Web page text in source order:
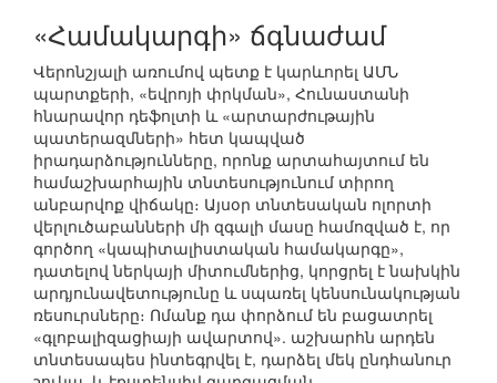
«Համակարգի» ճգնաժամ
Վերոնշյալի առումով պետք է կարևորել ԱՄՆ
պարտքերի, «եվրոյի փրկման», Հունաստանի
հնարավոր դեֆոլտի և «արտարժութային
պատերազմների» հետ կապված
իրադարձությունները, որոնք արտահայտում են
համաշխարհային տնտեսությունում տիրող
անբարվոք վիճակը։ Այսօր տնտեսական ոլորտի
վերլուծաբանների մի զգալի մասը համոզված է, որ
գործող «կապիտալիստական համակարգը»,
դատելով ներկայի միտումներից, կորցրել է նախկին
արդյունավետությունը և սպառել կենսունակության
ռեսուրսները։ Ոմանք դա փորձում են բացատրել
«գլոբալիզացիայի ավարտով». աշխարհն արդեն
տնտեսապես ինտեգրվել է, դարձել մեկ ընդհանուր